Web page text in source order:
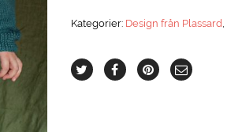
Kategorier: Design från Plassard,